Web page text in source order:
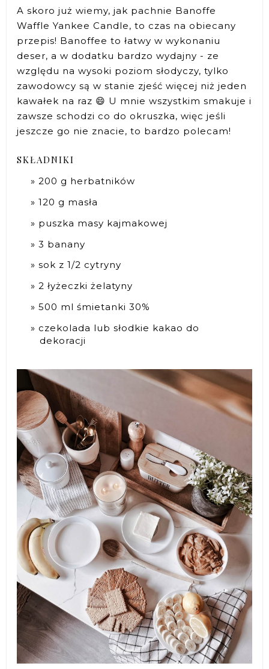
A skoro już wiemy, jak pachnie Banoffe
Waffle Yankee Candle, to czas na obiecany
przepis! Banoffee to łatwy w wykonaniu
deser, a w dodatku bardzo wydajny - ze
względu na wysoki poziom słodyczy, tylko
zawodowcy są w stanie zjeść więcej niż jeden
kawałek na raz 😄 U mnie wszystkim smakuje i
zawsze schodzi co do okruszka, więc jeśli
jeszcze go nie znacie, to bardzo polecam!
SKŁADNIKI
200 g herbatników
120 g masła
puszka masy kajmakowej
3 banany
sok z 1/2 cytryny
2 łyżeczki żelatyny
500 ml śmietanki 30%
czekolada lub słodkie kakao do
dekoracji